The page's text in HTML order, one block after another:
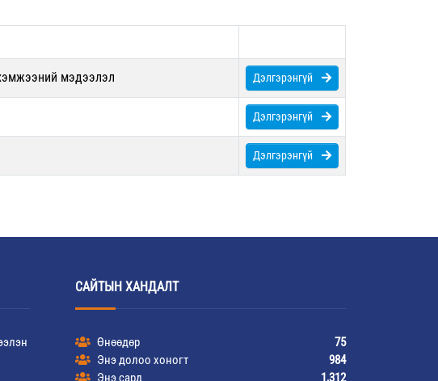
мэдээлэл Дэлгэрэнгүй
Дэлгэрэнгүй
Дэлгэрэнгүй
САЙТЫН ХАНДАЛТ
Өнөөдөр
75
Энэ долоо хоногт
984
Энэ сард
1,312